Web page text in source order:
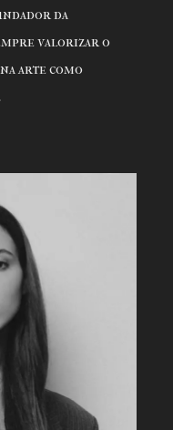
da
valorizar o
arte como